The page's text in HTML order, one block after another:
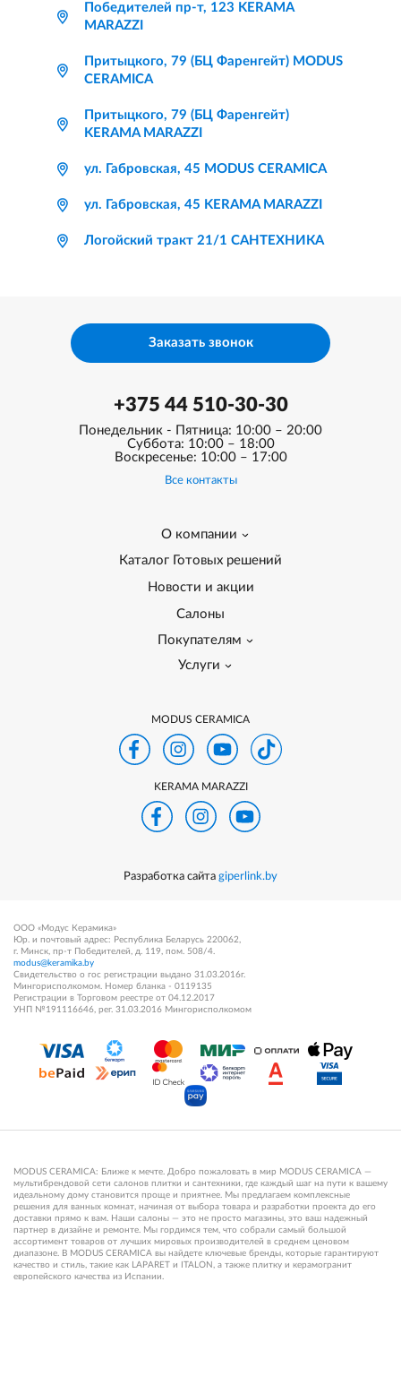
Победителей пр-т, 123 KERAMA
MARAZZI
Притыцкого, 79 (БЦ Фаренгейт) MODUS
CERAMICA
Притыцкого, 79 (БЦ Фаренгейт)
KERAMA MARAZZI
ул. Габровская, 45 MODUS CERAMICA
ул. Габровская, 45 KERAMA MARAZZI
Логойский тракт 21/1 САНТЕХНИКА
+375 44 510-30-30
Понедельник - Пятница: 10:00 – 20:00
Суббота: 10:00 – 18:00
Воскресенье: 10:00 – 17:00
Все контакты
О компании
Каталог Готовых решений
Новости и акции
Салоны
Покупателям
Услуги
Заказать звонок
MODUS CERAMICA
KERAMA MARAZZI
Разработка сайта giperlink.by
ООО «Модус Керамика»
Юр. и почтовый адрес: Республика Беларусь 220062,
г. Минск, пр-т Победителей, д. 119, пом. 508/4.
modus@keramika.by
Свидетельство о гос регистрации выдано 31.03.2016г.
Мингорисполкомом. Номер бланка - 0119135
Регистрации в Торговом реестре от 04.12.2017
УНП №191116646, рег. 31.03.2016 Мингорисполкомом
MODUS CERAMICA: Ближе к мечте. Добро пожаловать в мир MODUS CERAMICA —
мультибрендовой сети салонов плитки и сантехники, где каждый шаг на пути к вашему
идеальному дому становится проще и приятнее. Мы предлагаем комплексные
решения для ванных комнат, начиная от выбора товара и разработки проекта до его
доставки прямо к вам. Наши салоны — это не просто магазины, это ваш надежный
партнер в дизайне и ремонте. Мы гордимся тем, что собрали самый большой
ассортимент товаров от лучших мировых производителей в среднем ценовом
диапазоне. В MODUS CERAMICA вы найдете ключевые бренды, которые гарантируют
качество и стиль, такие как LAPARET и ITALON, а также плитку и керамогранит
европейского качества из Испании.